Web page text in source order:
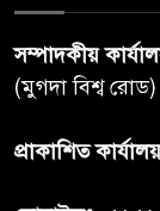
৭
৮
সম্পাদকীয়
(মুগদা বিশ্ব
প্রাকাশিত